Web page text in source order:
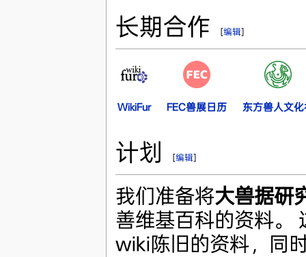
长期合作 [编辑]
WikiFur FEC兽展日历 东方兽人文化
计划 [编辑]
我们准备将大兽据研
善维基百科的资料。
wiki陈旧的资料，同